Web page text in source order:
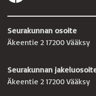
Seurakunnan osoite
Äkeentie 2 17200 Vääksy
Seurakunnan
Äkeentie 2 17200 Vääksy